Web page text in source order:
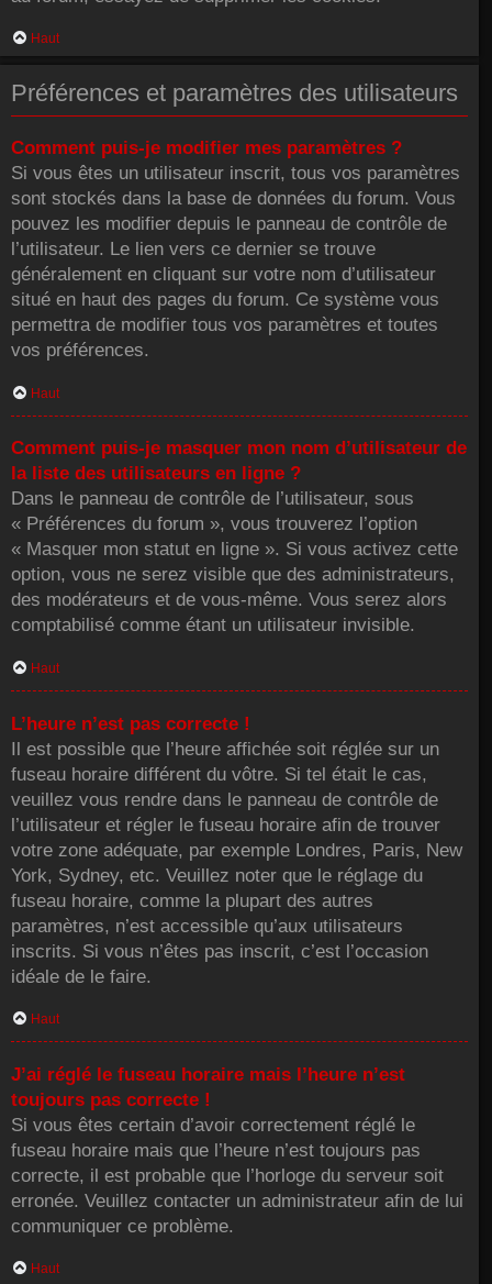
Haut
Préférences et paramètres des utilisateurs
Comment puis-je modifier mes paramètres ?
Si vous êtes un utilisateur inscrit, tous vos paramètres
sont stockés dans la base de données du forum. Vous
pouvez les modifier depuis le panneau de contrôle de
l’utilisateur. Le lien vers ce dernier se trouve
généralement en cliquant sur votre nom d’utilisateur
situé en haut des pages du forum. Ce système vous
permettra de modifier tous vos paramètres et toutes
vos préférences.
Haut
Comment puis-je masquer mon nom d’utilisateur de
la liste des utilisateurs en ligne ?
Dans le panneau de contrôle de l’utilisateur, sous
« Préférences du forum », vous trouverez l’option
« Masquer mon statut en ligne ». Si vous activez cette
option, vous ne serez visible que des administrateurs,
des modérateurs et de vous-même. Vous serez alors
comptabilisé comme étant un utilisateur invisible.
Haut
L’heure n’est pas correcte !
Il est possible que l’heure affichée soit réglée sur un
fuseau horaire différent du vôtre. Si tel était le cas,
veuillez vous rendre dans le panneau de contrôle de
l’utilisateur et régler le fuseau horaire afin de trouver
votre zone adéquate, par exemple Londres, Paris, New
York, Sydney, etc. Veuillez noter que le réglage du
fuseau horaire, comme la plupart des autres
paramètres, n’est accessible qu’aux utilisateurs
inscrits. Si vous n’êtes pas inscrit, c’est l’occasion
idéale de le faire.
Haut
J’ai réglé le fuseau horaire mais l’heure n’est
toujours pas correcte !
Si vous êtes certain d’avoir correctement réglé le
fuseau horaire mais que l’heure n’est toujours pas
correcte, il est probable que l’horloge du serveur soit
erronée. Veuillez contacter un administrateur afin de lui
communiquer ce problème.
Haut